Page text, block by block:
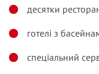
десятки
готелі з
спеціальний